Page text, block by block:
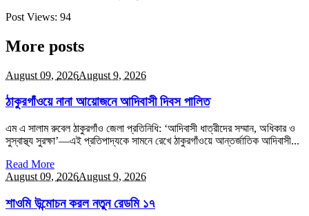
Post Views: 94
More posts
August 09, 2026August 9, 2026
ঠাকুরগাঁওয়ে নানা আয়োজনে আদিবাসী দিবস পালিত
এম এ সালাম রুবেল ঠাকুরগাঁও জেলা প্রতিনিধি: ‘আদিবাসী ধাত্রীদের সম্মান, অধিকার ও
সুস্বাস্থ্য সুরক্ষা’—এই প্রতিপাদ্যকে সামনে রেখে ঠাকুরগাঁওয়ে আন্তর্জাতিক আদিবাসী...
Read More
August 09, 2026August 9, 2026
শাওমি উন্মোচন করল নতুন রেডমি ১৭